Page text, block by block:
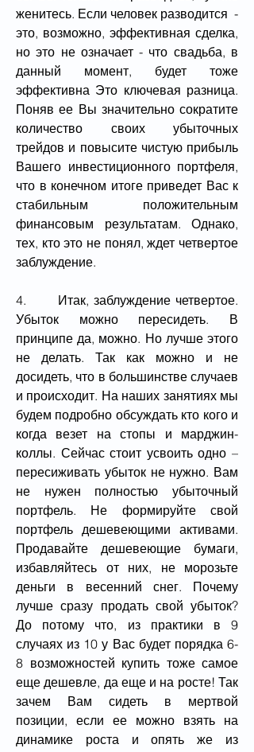
женитесь. Если человек разводится  -
это, возможно, эффективная сделка,
но это не означает - что свадьба, в
данный момент, будет тоже
эффективна Это ключевая разница.
Поняв ее Вы значительно сократите
количество своих убыточных
трейдов и повысите чистую прибыль
Вашего инвестиционного портфеля,
что в конечном итоге приведет Вас к
стабильным положительным
финансовым результатам. Однако,
тех, кто это не понял, ждет четвертое
заблуждение.
4.       Итак, заблуждение четвертое.
Убыток можно пересидеть. В
принципе да, можно. Но лучше этого
не делать. Так как можно и не
досидеть, что в большинстве случаев
и происходит. На наших занятиях мы
будем подробно обсуждать кто кого и
когда везет на стопы и марджин-
коллы. Сейчас стоит усвоить одно –
пересиживать убыток не нужно. Вам
не нужен полностью убыточный
портфель. Не формируйте свой
портфель дешевеющими активами.
Продавайте дешевеющие бумаги,
избавляйтесь от них, не морозьте
деньги в весенний снег. Почему
лучше сразу продать свой убыток?
До потому что, из практики в 9
случаях из 10 у Вас будет порядка 6-
8 возможностей купить тоже самое
еще дешевле, да еще и на росте! Так
зачем Вам сидеть в мертвой
позиции, если ее можно взять на
динамике роста и опять же из